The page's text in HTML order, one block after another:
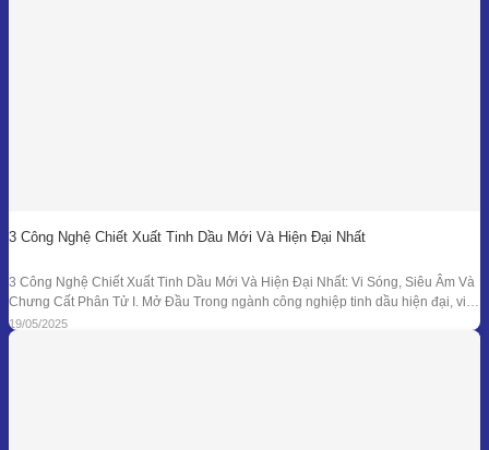
3 Công Nghệ Chiết Xuất Tinh Dầu Mới Và Hiện Đại Nhất
3 Công Nghệ Chiết Xuất Tinh Dầu Mới Và Hiện Đại Nhất: Vi Sóng, Siêu Âm Và
Chưng Cất Phân Tử I. Mở Đầu Trong ngành công nghiệp tinh dầu hiện đại, việc
tối ưu hóa hiệu suất chiết xuất, giữ nguyên hương thơm và hoạt chất trị liệu là
mục tiêu hàng đầu. Bên
19/05/2025